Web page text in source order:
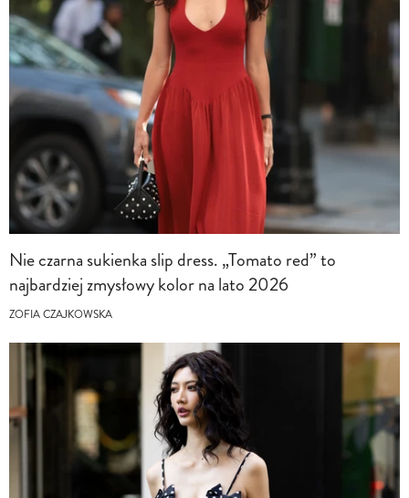
Nie czarna sukienka slip dress. „Tomato red” to
najbardziej zmysłowy kolor na lato 2026
ZOFIA CZAJKOWSKA